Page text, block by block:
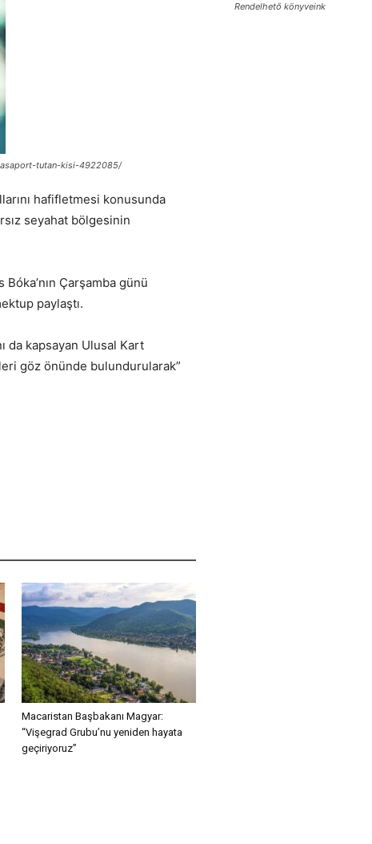
tutan-kisi-4922085/
hafifletmesi konusunda
seyahat bölgesinin
Çarşamba günü
paylaştı.
da kapsayan Ulusal Kart
göz önünde bulundurularak”
Macaristan Başbakanı Magyar:
“Vişegrad Grubu’nu yeniden hayata
geçiriyoruz”
Rendelhető könyveink